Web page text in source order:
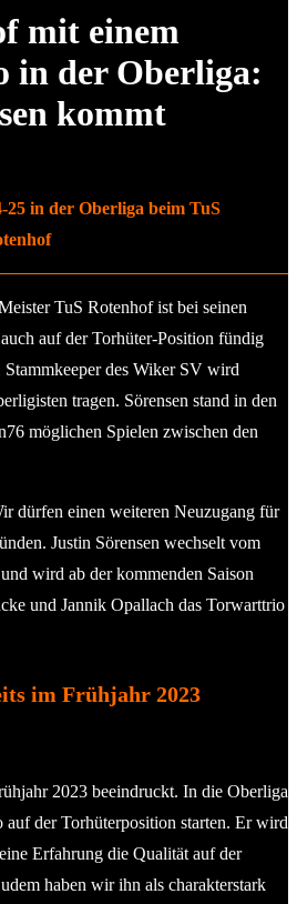
mit einem
in der Oberliga:
kommt
25 in der Oberliga beim TuS
TuS Rotenhof ist bei seinen
auf der Torhüter-Position fündig
Stammkeeper des Wiker SV wird
tragen. Sörensen stand in den
möglichen Spielen zwischen den
dürfen einen weiteren Neuzugang für
Justin Sörensen wechselt vom
wird ab der kommenden Saison
und Jannik Opallach das Torwarttrio
im Frühjahr 2023
2023 beeindruckt. In die Oberliga
der Torhüterposition starten. Er wird
Erfahrung die Qualität auf der
haben wir ihn als charakterstark